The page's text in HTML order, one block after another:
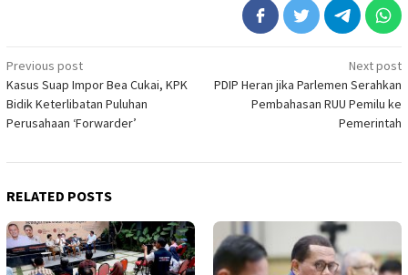
Post
navigation
Previous post
Kasus Suap Impor Bea Cukai, KPK
Bidik Keterlibatan Puluhan
Perusahaan ‘Forwarder’
Next post
PDIP Heran jika Parlemen Serahkan
Pembahasan RUU Pemilu ke
Pemerintah
RELATED POSTS